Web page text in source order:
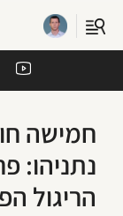
חמישה
נתניהו:
הריגול